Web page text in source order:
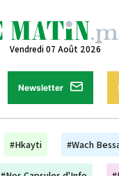
Vendredi 07 Août 2026
Newsletter
#Hkayti #Wach